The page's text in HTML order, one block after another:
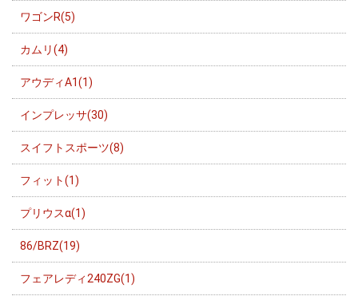
ワゴンR(5)
カムリ(4)
アウディA1(1)
インプレッサ(30)
スイフトスポーツ(8)
フィット(1)
プリウスα(1)
86/BRZ(19)
フェアレディ240ZG(1)